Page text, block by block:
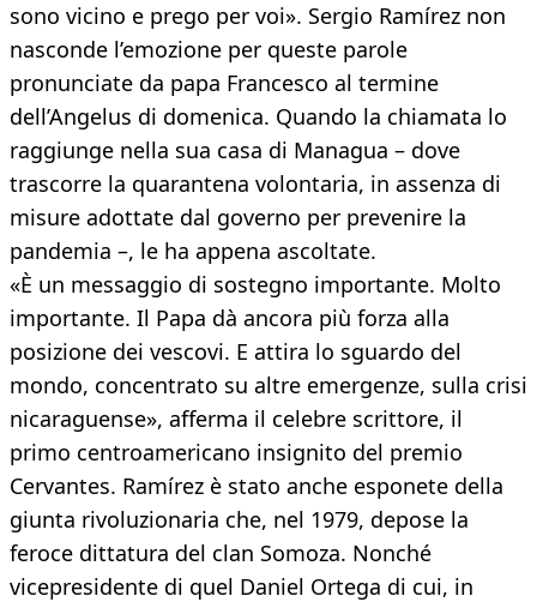
sono vicino e prego per voi». Sergio Ramírez non
nasconde l’emozione per queste parole
pronunciate da papa Francesco al termine
dell’Angelus di domenica. Quando la chiamata lo
raggiunge nella sua casa di Managua – dove
trascorre la quarantena volontaria, in assenza di
misure adottate dal governo per prevenire la
pandemia –, le ha appena ascoltate.
«È un messaggio di sostegno importante. Molto
importante. Il Papa dà ancora più forza alla
posizione dei vescovi. E attira lo sguardo del
mondo, concentrato su altre emergenze, sulla crisi
nicaraguense», afferma il celebre scrittore, il
primo centroamericano insignito del premio
Cervantes. Ramírez è stato anche esponete della
giunta rivoluzionaria che, nel 1979, depose la
feroce dittatura del clan Somoza. Nonché
vicepresidente di quel Daniel Ortega di cui, in